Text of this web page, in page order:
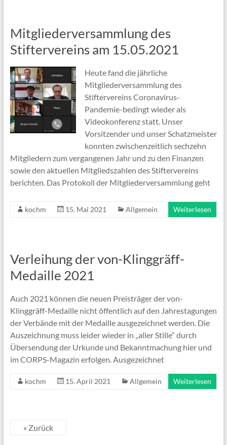
Mitgliederversammlung des
Stiftervereins am 15.05.2021
Heute fand die jährliche
Mitgliederversammlung des
Stiftervereins Coronavirus-
Pandemie-bedingt wieder als
Videokonferenz statt. Unser
Vorsitzender und unser Schatzmeister
konnten zwischenzeitlich sechzehn
Mitgliedern zum vergangenen Jahr und zu den Finanzen
sowie den aktuellen Mitgliedszahlen des Stiftervereins
berichten. Das Protokoll der Mitgliederversammlung geht
kochm 15. Mai 2021 Allgemein Weiterlesen
Verleihung der von-Klinggräff-
Medaille 2021
Auch 2021 können die neuen Preisträger der von-
Klinggräff-Medaille nicht öffentlich auf den Jahrestagungen
der Verbände mit der Medaille ausgezeichnet werden. Die
Auszeichnung muss leider wieder in „aller Stille“ durch
Übersendung der Urkunde und Bekanntmachung hier und
im CORPS-Magazin erfolgen. Ausgezeichnet
kochm 15. April 2021 Allgemein Weiterlesen
« Zurück